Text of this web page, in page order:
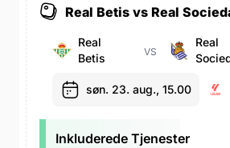
Real Betis vs Real
Real
Betis
VS
Real
søn. 23. aug., 15.00
Inkluderede Tjenester